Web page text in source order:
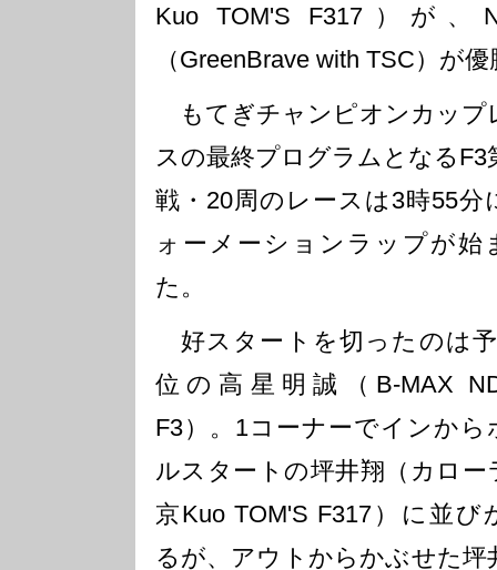
Kuo TOM'S F317）が
（GreenBrave with TSC）が
もてぎチャンピオンカップ
スの最終プログラムとなるF3
戦・20周のレースは3時55分
ォーメーションラップが始
た。
好スタートを切ったのは
位の高星明誠（B-MAX
F3）。1コーナーでインから
ルスタートの坪井翔（カロー
京Kuo TOM'S F317）に並び
るが、アウトからかぶせた坪